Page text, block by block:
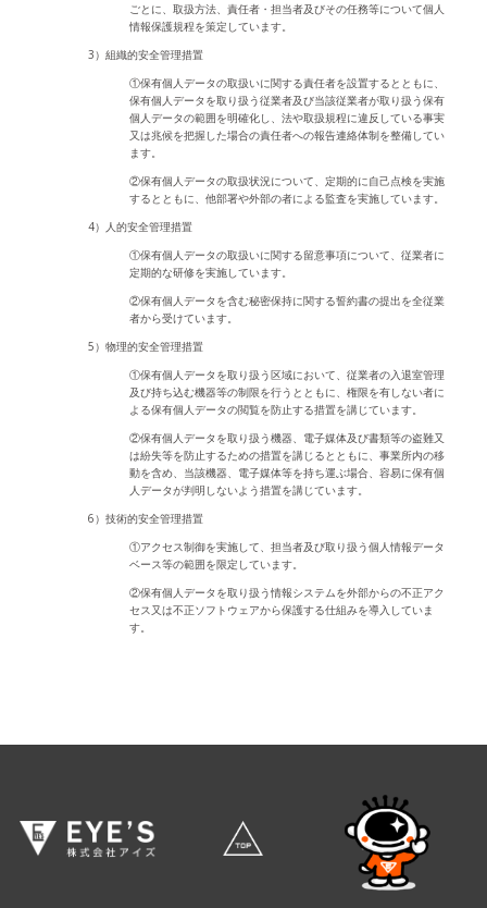
ごとに、取扱方法、責任者・担当者及びその任務等について個人
情報保護規程を策定しています。
3）組織的安全管理措置
①保有個人データの取扱いに関する責任者を設置するとともに、
保有個人データを取り扱う従業者及び当該従業者が取り扱う保有
個人データの範囲を明確化し、法や取扱規程に違反している事実
又は兆候を把握した場合の責任者への報告連絡体制を整備してい
ます。
②保有個人データの取扱状況について、定期的に自己点検を実施
するとともに、他部署や外部の者による監査を実施しています。
4）人的安全管理措置
①保有個人データの取扱いに関する留意事項について、従業者に
定期的な研修を実施しています。
②保有個人データを含む秘密保持に関する誓約書の提出を全従業
者から受けています。
5）物理的安全管理措置
①保有個人データを取り扱う区域において、従業者の入退室管理
及び持ち込む機器等の制限を行うとともに、権限を有しない者に
よる保有個人データの閲覧を防止する措置を講じています。
②保有個人データを取り扱う機器、電子媒体及び書類等の盗難又
は紛失等を防止するための措置を講じるとともに、事業所内の移
動を含め、当該機器、電子媒体等を持ち運ぶ場合、容易に保有個
人データが判明しないよう措置を講じています。
6）技術的安全管理措置
①アクセス制御を実施して、担当者及び取り扱う個人情報データ
ベース等の範囲を限定しています。
②保有個人データを取り扱う情報システムを外部からの不正アク
セス又は不正ソフトウェアから保護する仕組みを導入していま
す。